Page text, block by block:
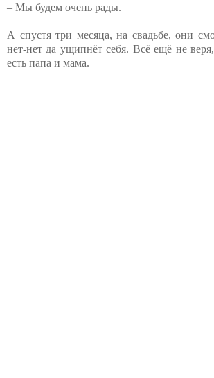
– Мы будем очень рады.
А спустя три месяца, на свадьбе, они
нет-нет да ущипнёт себя. Всё ещё не
есть папа и мама.